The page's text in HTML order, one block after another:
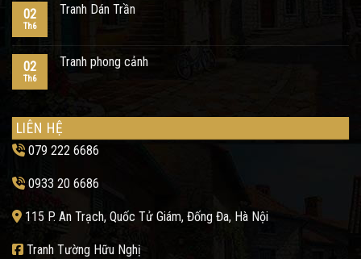
02
Th6
Tranh Dán Trần
02
Th6
Tranh phong cảnh
LIÊN HỆ
079 222 6686
0933 20 6686
115 P. An Trạch, Quốc Tử Giám, Đống Đa, Hà Nội
Tranh Tường Hữu Nghị